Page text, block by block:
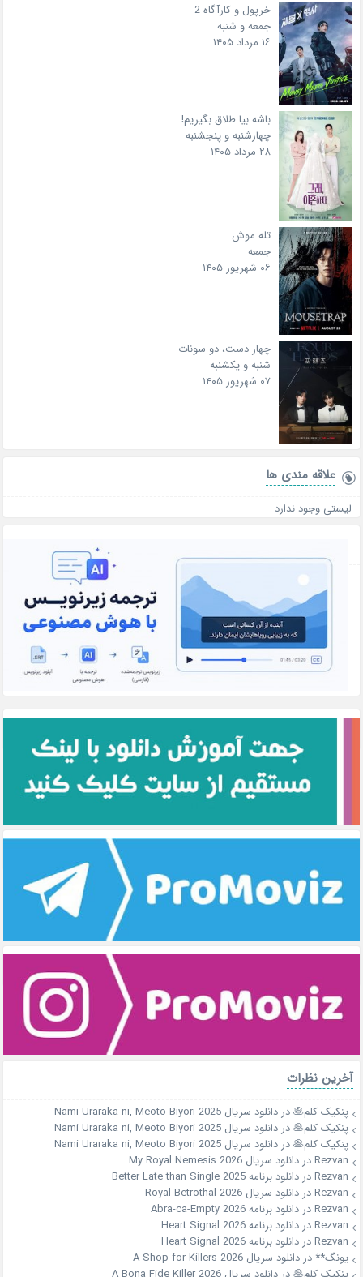
خرپول و کارآگاه 2
جمعه و شنبه
۱۶ مرداد ۱۴۰۵
باشه بیا طلاق بگیریم!
چهارشنبه و پنجشنبه
۲۸ مرداد ۱۴۰۵
تله موش
جمعه
۰۶ شهریور ۱۴۰۵
چهار دست، دو سونات
شنبه و یکشنبه
۰۷ شهریور ۱۴۰۵
علاقه‌ مندی ها
لیستی وجود ندارد
آخرین نظرات
پنکیک کلم🥞دردانلود سریال Nami Uraraka ni, Meoto Biyori 2025
پنکیک کلم🥞دردانلود سریال Nami Uraraka ni, Meoto Biyori 2025
پنکیک کلم🥞دردانلود سریال Nami Uraraka ni, Meoto Biyori 2025
Rezvanدردانلود سریال My Royal Nemesis 2026
Rezvanدردانلود برنامه Better Late than Single 2025
Rezvanدردانلود سریال Royal Betrothal 2026
Rezvanدردانلود برنامه Abra-ca-Empty 2026
Rezvanدردانلود برنامه Heart Signal 2026
Rezvanدردانلود برنامه Heart Signal 2026
یونگ** دردانلود سریال A Shop for Killers 2026